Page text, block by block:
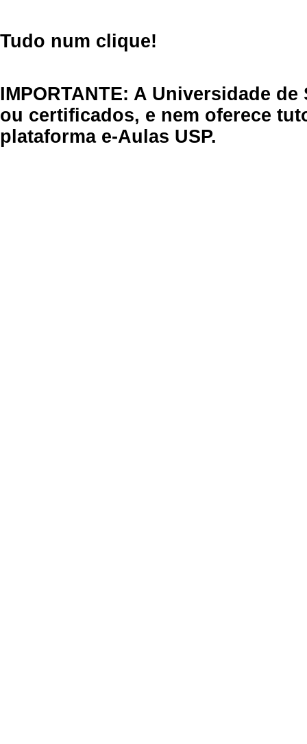
Tudo num clique!
IMPORTANTE: A Universidade
ou certificados, e nem oferece
plataforma e-Aulas USP.